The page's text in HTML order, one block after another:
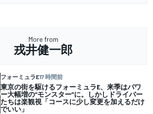
More from
戎井健一郎
フォーミュラE17 時間前
東京の街を駆けるフォーミュラE、来季はパワ
ー大幅増の“モンスター”に。しかしドライバー
たちは楽観視「コースに少し変更を加えるだけ
でいい」